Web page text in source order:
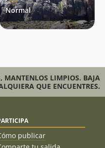
Normal
MANTENLOS LIMPIOS. BAJA
QUE ENCUENTRES.
publicar